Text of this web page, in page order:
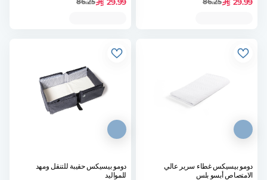
دومو بيسيكس غطاء سرير عالي
الامتصاص أبسو بلس
دومو بيسيكس حقيبة للتنقل ومهد
للمواليد